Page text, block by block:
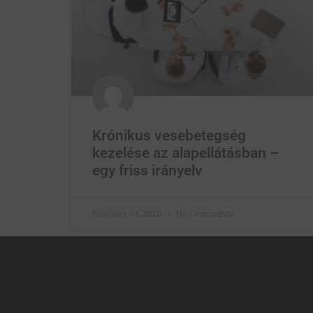
Krónikus vesebetegség
kezelése az alapellátásban –
egy friss irányelv